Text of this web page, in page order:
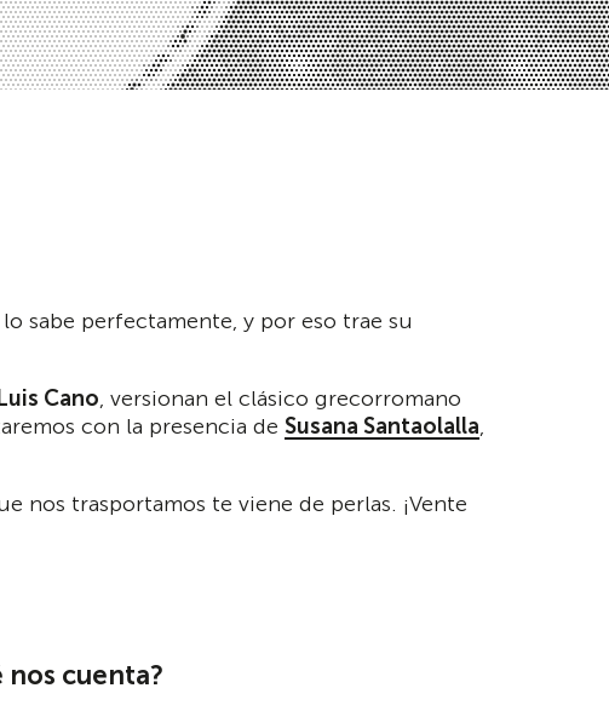
lo sabe perfectamente, y por eso trae su
Cano, versionan el clásico grecorromano
con la presencia de Susana Santaolalla,
nos trasportamos te viene de perlas. ¡Vente
nos cuenta?